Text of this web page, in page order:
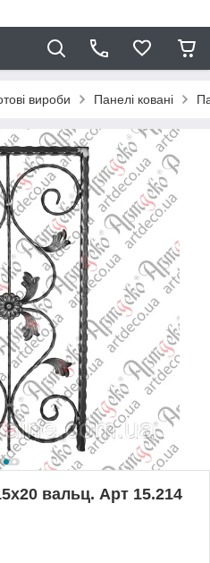
вироби Панелі ковані
вальц. Арт 15.214